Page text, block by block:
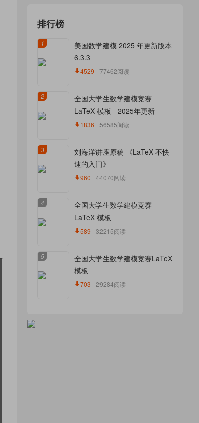
排行榜
1
美国数学建模 2025 年更新版本
6.3.3
4529 77462阅读
2
全国大学生数学建模竞赛
LaTeX 模板 - 2025年更新
1836 56585阅读
3
刘海洋讲座原稿 《LaTeX 不快
速的入门》
960 44070阅读
4
全国大学生数学建模竞赛
LaTeX 模板
589 32215阅读
5
全国大学生数学建模竞赛LaTeX
模板
703 29284阅读